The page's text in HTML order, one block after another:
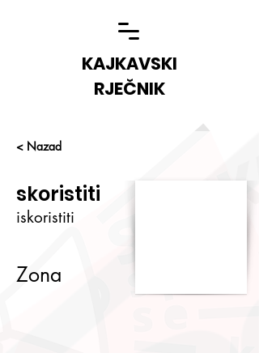
KAJKAVSKI
RJEČNIK
< Nazad
skoristiti
iskoristiti
Zona